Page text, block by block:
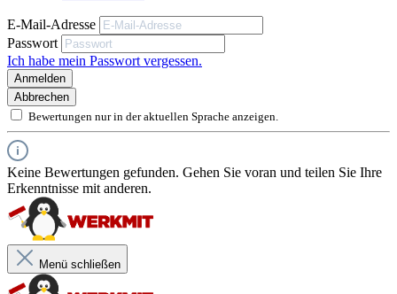
Produktbeschreibung
Als Sockelschutz im MIXFIX Wärmedämm-
Biologisch neutral, 100 % FCKW-, HFCKW-, HFKW-frei
Ab 10cm geschlitzt für spannungsfreie Oberflächen
bitte bei unserem Kundendienst.
E-Mail-Adresse
Passwort
Ich habe mein Passwort vergessen.
Anmelden
Abbrechen
Bewertungen nur in der aktuellen Sprache anzeigen.
Keine Bewertungen gefunden. Gehen Sie voran und teilen Sie Ihre
Erkenntnisse mit anderen.
Menü schließen